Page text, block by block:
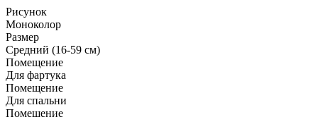
Рисунок
Моноколор
Размер
Средний (16-59 см)
Помещение
Для фартука
Помещение
Для спальни
Помещение